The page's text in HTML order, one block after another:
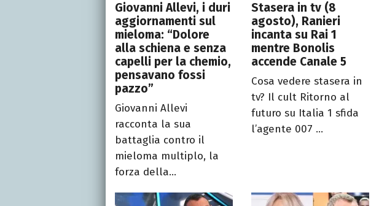
Giovanni Allevi, i duri
aggiornamenti sul
mieloma: “Dolore
alla schiena e senza
capelli per la chemio,
pensavano fossi
pazzo”
Giovanni Allevi
racconta la sua
battaglia contro il
mieloma multiplo, la
forza della...
Stasera in tv (8
agosto), Ranieri
incanta su Rai 1
mentre Bonolis
accende Canale 5
Cosa vedere stasera in
tv? Il cult Ritorno al
futuro su Italia 1 sfida
l’agente 007 ...